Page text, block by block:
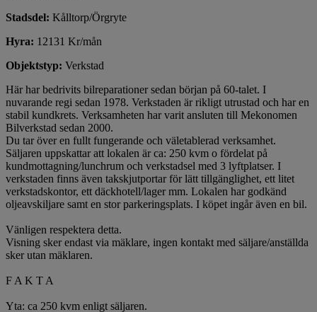
Stadsdel: Kålltorp/Örgryte
Hyra: 12131 Kr/mån
Objektstyp: Verkstad
Här har bedrivits bilreparationer sedan början på 60-talet. I
nuvarande regi sedan 1978. Verkstaden är rikligt utrustad och har en
stabil kundkrets. Verksamheten har varit ansluten till Mekonomen
Bilverkstad sedan 2000.
Du tar över en fullt fungerande och väletablerad verksamhet.
Säljaren uppskattar att lokalen är ca: 250 kvm o fördelat på
kundmottagning/lunchrum och verkstadsel med 3 lyftplatser. I
verkstaden finns även takskjutportar för lätt tillgänglighet, ett litet
verkstadskontor, ett däckhotell/lager mm. Lokalen har godkänd
oljeavskiljare samt en stor parkeringsplats. I köpet ingår även en bil.
Vänligen respektera detta.
Visning sker endast via mäklare, ingen kontakt med säljare/anställda
sker utan mäklaren.
F A K T A
Yta: ca 250 kvm enligt säljaren.